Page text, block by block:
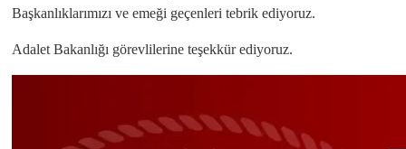
Başkanlıklarımızı ve emeği geçenleri tebrik ediyoruz.
Adalet Bakanlığı görevlilerine teşekkür ediyoruz.